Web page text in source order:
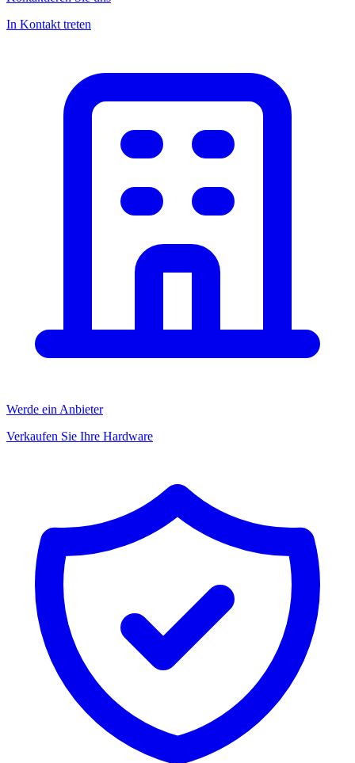
In Kontakt treten
Werde ein Anbieter
Verkaufen Sie Ihre Hardware